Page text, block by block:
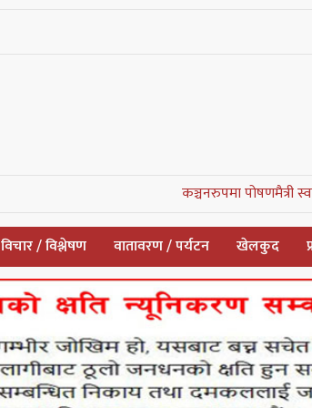
कञ्चनरुपमा पोषणमैत्री स्वास्थ्य
विचार / विश्लेषण वातावरण / पर्यटन खेलकुद